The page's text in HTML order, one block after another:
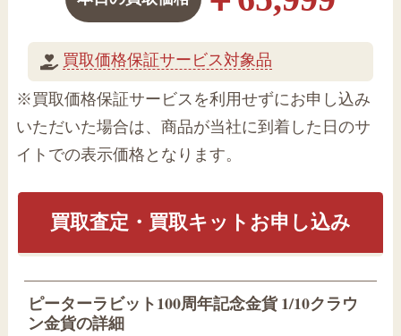
買取価格保証サービス対象品
※買取価格保証サービスを利用せずにお申し込み
いただいた場合は、商品が当社に到着した日のサ
イトでの表示価格となります。
買取査定・買取キットお申し込み
ピーターラビット100周年記念金貨 1/10クラウ
ン金貨の詳細